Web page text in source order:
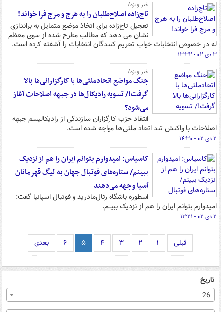
خبر ویژه/
تاج‌زاده اصلاح‌طلبان را به هرج و مرج فرا خواند!
تعجیل تاج‌زاده برای اتخاذ موضع متمایل به براندازی
نشان می دهد که مطالب مطرح شده از سوی معظم
له در خصوص انتخابات خواب تحریم کنندگان انتخابات را آشفته کرده است.
۳ دی ۰۲ - ۱۳:۳۲
خبر ویژه/
جنگ مواضع اتحادملتی‌ها با کارگزارانی‌ها بالا
گرفت!/ تسویه رادیکال‌ها در جبهه اصلاحات آغاز
می‌شود؟
انتقاد حزب کارگزاران سازندگی از رادیکالیسم جبهه
اصلاحات با واکنش تند اتحاد ملتی‌ها مواجه شده است.
۲ دی ۰۲ - ۱۴:۳۰
کاسیاس: امیدوارم بتوانم ایران را هم از نزدیک
ببینم/ ستاره‌های فوتبال جهان به لیگ قهرمانان
آسیا وجهه می‌دهند
اسطوره باشگاه رئال‌مادرید و فوتبال اسپانیا گفت:
امیدوارم بتوانم ایران را هم از نزدیک ببینم.
۲ دی ۰۲ - ۱۳:۲۱
قبلی ۱ ۲ ۳ ۴ ۵ ۶ بعدی
تاریخ
26